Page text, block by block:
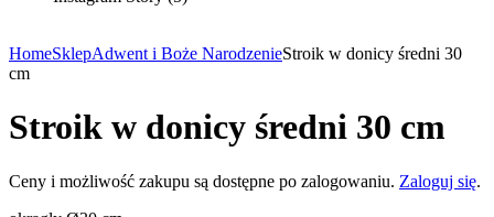
HomeSklepAdwent i Boże NarodzenieStroik w donicy średni 30
cm
Stroik w donicy średni 30 cm
Ceny i możliwość zakupu są dostępne po zalogowaniu. Zaloguj się.